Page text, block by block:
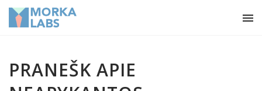
PRANEŠK APIE